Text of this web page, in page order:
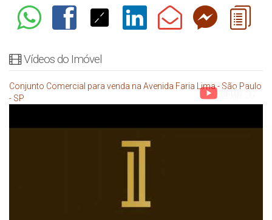
Vídeos do Imóvel
Conjunto Comercial para venda na Avenida Faria Lima - São Paulo
- SP